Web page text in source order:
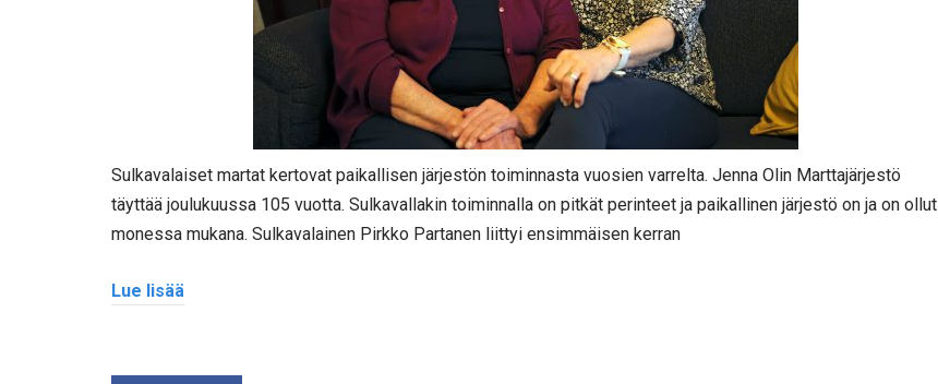
Sulkavalaiset martat kertovat paikallisen järjestön toiminnasta vuosien varrelta. Jenna Olin Marttajärjestö
täyttää joulukuussa 105 vuotta. Sulkavallakin toiminnalla on pitkät perinteet ja paikallinen järjestö on ja on ollut
monessa mukana. Sulkavalainen Pirkko Partanen liittyi ensimmäisen kerran
Lue lisää